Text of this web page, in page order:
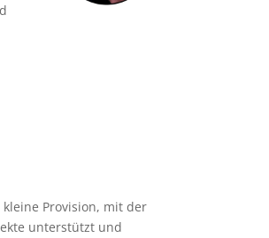
Provision, mit der
unterstützt und